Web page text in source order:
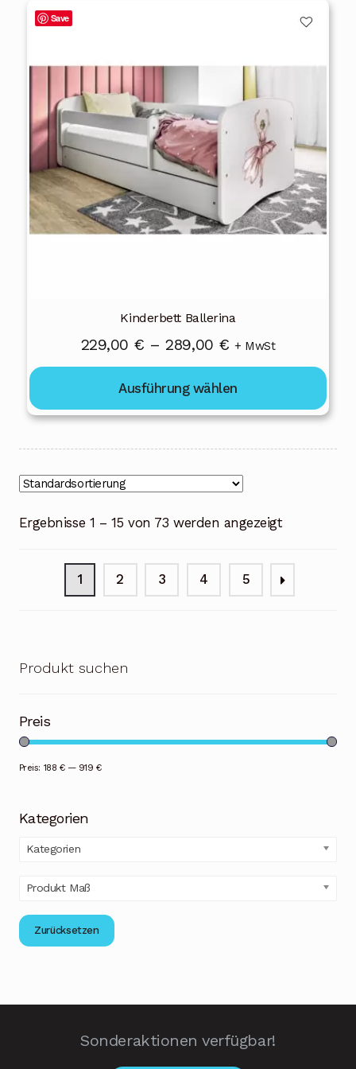
Save
Kinderbett Ballerina
229,00 € –289,00 €Preisspanne:
229,00 €
bis
289,00 €
+ MwSt
Ausführung wählen
Dieses
Varianten
auf.
Die
Optionen
können
auf
der
Ergebnisse 1 – 15 von 73 werden angezeigt
1 2 3 4 5
Produkt suchen
Preis
Preis: 188 €— 919 €
Kategorien
Kategorien
Produkt Maß
Zurücksetzen
Sonderaktionen verfügbar!